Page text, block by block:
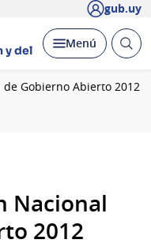
gub.uy
y del
Desplegar
Menú Abrir
Gobierno Abierto 2012
Nacional
2012